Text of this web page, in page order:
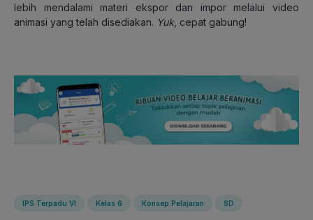
lebih mendalami materi ekspor dan impor melalui video
animasi yang telah disediakan. Yuk, cepat gabung!
IPS Terpadu VI Kelas 6 Konsep Pelajaran SD